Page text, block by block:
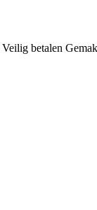
Veilig betalen